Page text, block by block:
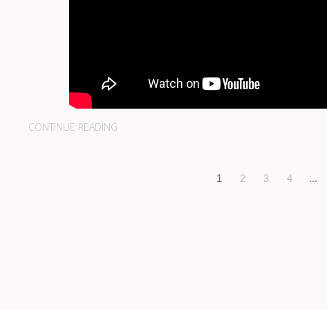
CONTINUE READING
1 2 3 4 ...